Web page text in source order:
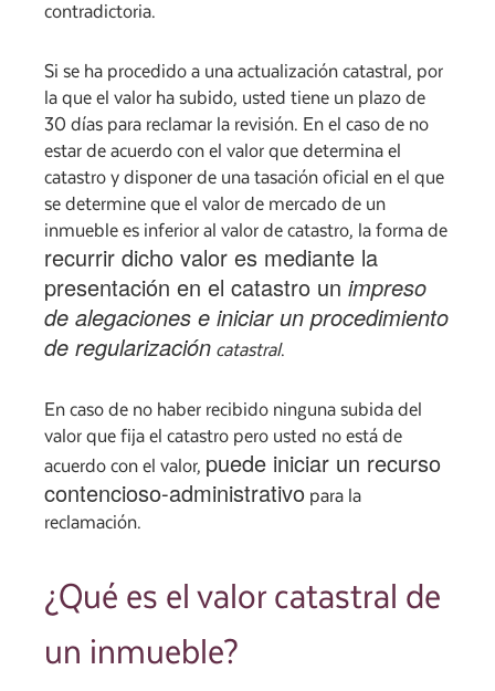
contradictoria.
Si se ha procedido a una actualización catastral, por
la que el valor ha subido, usted tiene un plazo de
30 días para reclamar la revisión. En el caso de no
estar de acuerdo con el valor que determina el
catastro y disponer de una tasación oficial en el que
se determine que el valor de mercado de un
inmueble es inferior al valor de catastro, la forma de
recurrir dicho valor es mediante la
presentación en el catastro unimpreso
de alegaciones e iniciar un procedimiento
de regularización catastral.
En caso de no haber recibido ninguna subida del
valor que fija el catastro pero usted no está de
acuerdo con el valor, puede iniciar un recurso
contencioso-administrativo para la
reclamación.
¿Qué es el valor catastral de
un inmueble?